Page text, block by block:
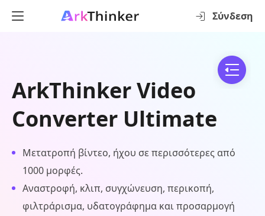
Σύνδεση
ArkThinker Video
Converter Ultimate
Μετατροπή βίντεο, ήχου σε περισσότερες από
1000 μορφές.
Αναστροφή, κλιπ, συγχώνευση, περικοπή,
φιλτράρισμα, υδατογράφημα και προσαρμογή